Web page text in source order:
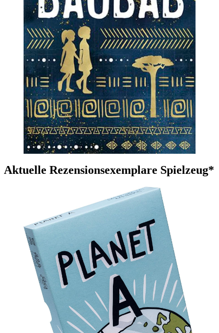
Aktuelle Rezensionsexemplare Spielzeug*